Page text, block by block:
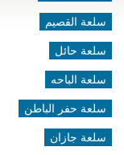
سلعة القصيم
سلعة حائل
سلعة الباحه
سلعة حفر الباطن
سلعة جازان